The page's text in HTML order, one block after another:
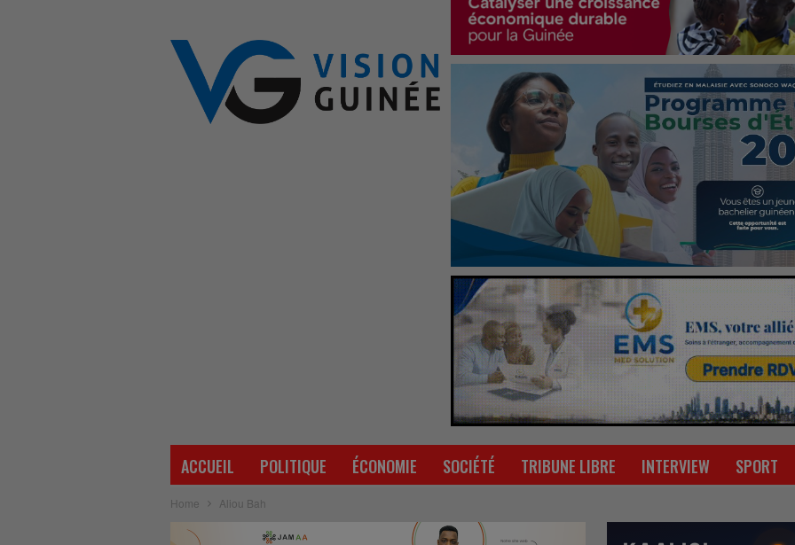
ACCUEIL POLITIQUE ÉCONOMIE SOCIÉTÉ TRIBUNE LIBRE INTERVIEW SPORT
Home Aliou Bah